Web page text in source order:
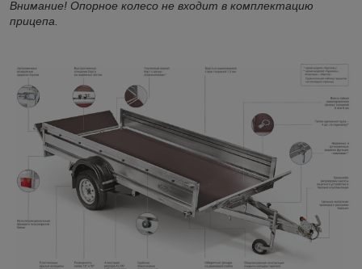
Внимание! Опорное колесо не входит в комплектацию
прицепа.